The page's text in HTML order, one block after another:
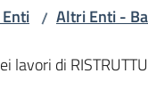
/ Altri Enti -
lavori di